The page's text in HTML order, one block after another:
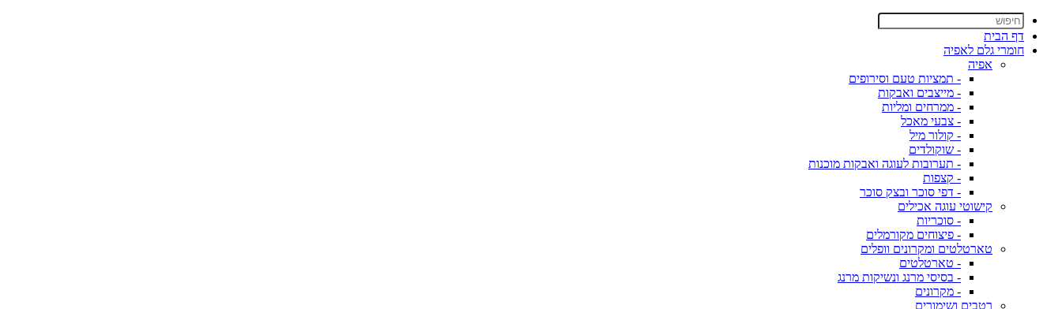
דף הבית
חומרי גלם לאפיה
אפיה
- תמציות טעם וסירופים
- מייצבים ואבקות
- ממרחים ומליות
- צבעי מאכל
- קולור מיל
- שוקולדים
- תערובות לעוגה ואבקות מוכנות
- קצפות
- דפי סוכר ובצק סוכר
קישוטי עוגה אכילים
- סוכריות
- פיצוחים מקורמלים
טארטלטים ומקרונים וופלים
- טארטלטים
- בסיסי מרנג ונשיקות מרנג
- מקרונים
רטבים ושימורים